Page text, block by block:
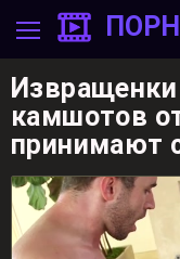
камшотов
принимают